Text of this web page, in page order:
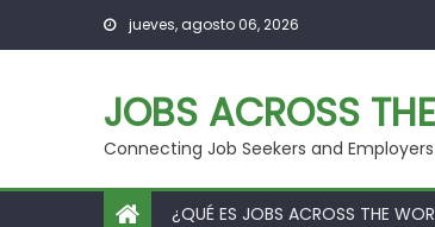
jueves, agosto 06, 2026
JOBS ACROSS
Connecting Job Seekers and Employers
¿QUÉ ES JOBS ACROSS THE